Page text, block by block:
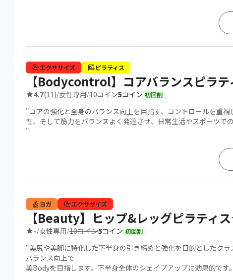
エクササイズ ピラティス
【Bodycontrol】コアバランスピラ
4.7(11)/女性専用/10コイン5コイン 初回割
"コアの強化と全身のバランス向上を目指す、コントロールを重
性、そして筋力をバランスよく発達させ、日常生活やスポーツで
"
ヨガ エクササイズ
【Beauty】ヒップ&レッグピラテ
-/女性専用/10コイン5コイン 初回割
"美尻や美脚に特化した下半身の引き締めと強化を目的としたク
バランス向上で
美Bodyを目指します。下半身全体のシェイプアップに効果的です